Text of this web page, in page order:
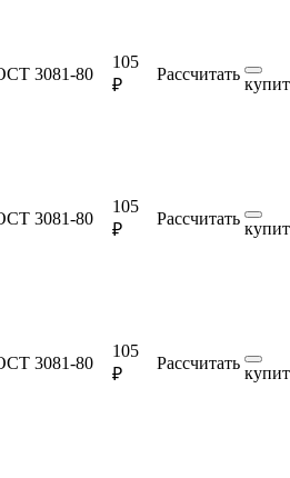
3081-80
105
₽
Рассчитать
3081-80
105
₽
Рассчитать
3081-80
105
₽
Рассчитать